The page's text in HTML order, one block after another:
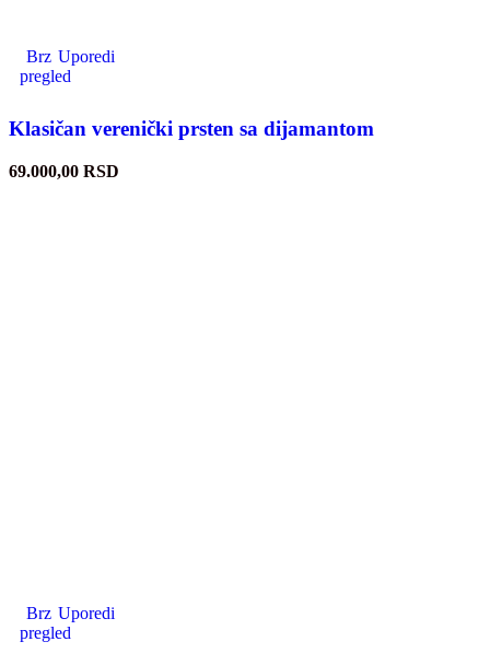
Brz
pregled
Uporedi
Klasičan verenički prsten sa dijamantom
69.000,00 RSD
Brz
pregled
Uporedi